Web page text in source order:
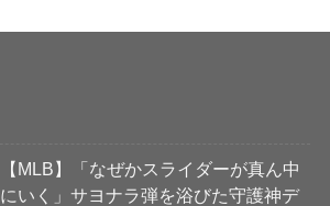
【MLB】「なぜかスライダーが真ん中
にいく」サヨナラ弾を浴びた守護神デ